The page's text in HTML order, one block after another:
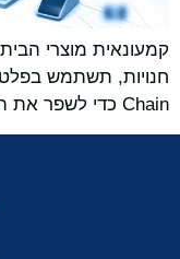
Chain ​​כדי לשפר את התחזיות, ניהול המלאי ועוד